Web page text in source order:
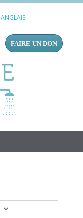
ANGLAIS
FAIRE UN DON